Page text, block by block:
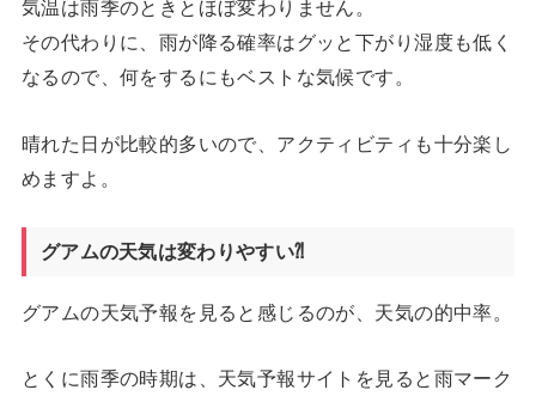
気温は雨季のときとほぼ変わりません。
その代わりに、雨が降る確率はグッと下がり湿度も低く
なるので、何をするにもベストな気候です。
晴れた日が比較的多いので、アクティビティも十分楽し
めますよ。
グアムの天気は変わりやすい⁈
グアムの天気予報を見ると感じるのが、天気の的中率。
とくに雨季の時期は、天気予報サイトを見ると雨マーク